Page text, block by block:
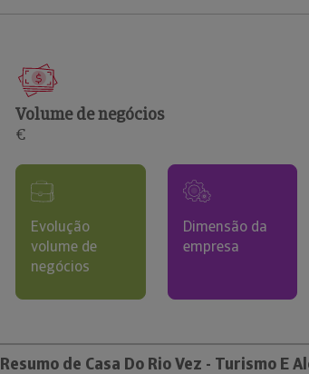
comerciais
Volume de negócios
€
Evolução
volume de
negócios
Dimensão da
empresa
Resumo de Casa Do Rio Vez - Turismo E